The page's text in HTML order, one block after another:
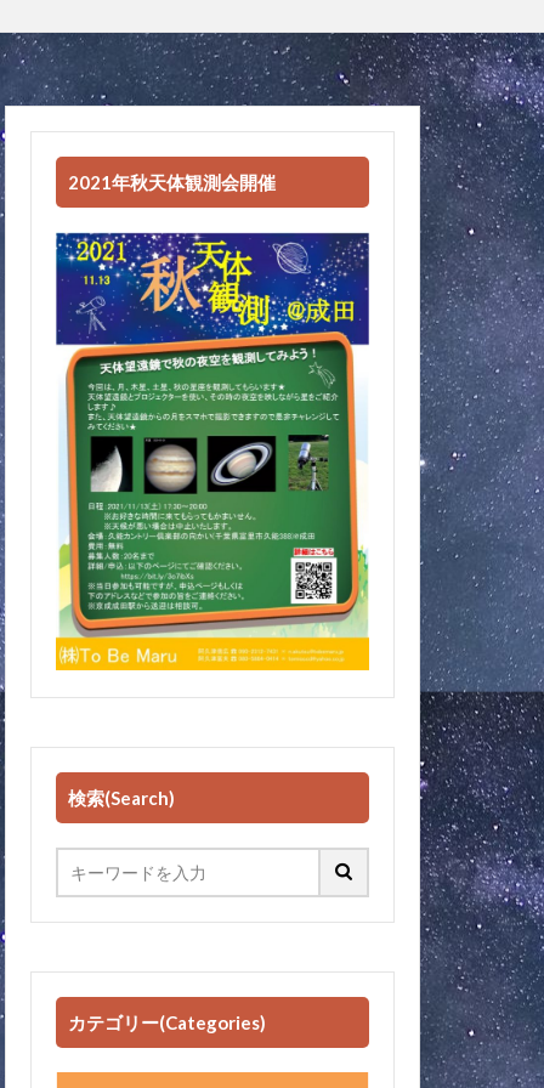
2021年秋天体観測会開催
検索(Search)
カテゴリー(Categories)